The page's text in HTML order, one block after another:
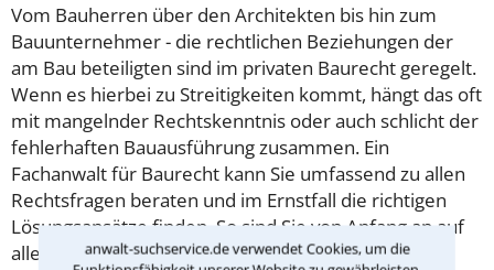
anwalt-suchservice.de verwendet Cookies, um die
Vom Bauherren über den Architekten bis hin zum
Bauunternehmer - die rechtlichen Beziehungen der
am Bau beteiligten sind im privaten Baurecht geregelt.
Wenn es hierbei zu Streitigkeiten kommt, hängt das oft
mit mangelnder Rechtskenntnis oder auch schlicht der
fehlerhaften Bauausführung zusammen. Ein
Fachanwalt für Baurecht kann Sie umfassend zu allen
Rechtsfragen beraten und im Ernstfall die richtigen
Lösungsansätze finden. So sind Sie von Anfang an auf
alle Eventulitäten im Rahmen der Realisierung Ihres